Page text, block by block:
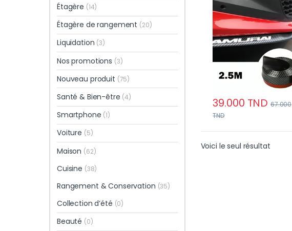
pour voiture
39.000 TND 67.000
TND
Voici le seul résultat
Étagère (14)
Étagère de rangement (20)
Liquidation (3)
Nos promotions (3)
Nouveau produit (75)
Santé & Bien-être (4)
Smartphone (1)
Voiture (5)
Maison (62)
Cuisine (38)
Rangement & Conservation (35)
Collection d’été (0)
Beauté (0)